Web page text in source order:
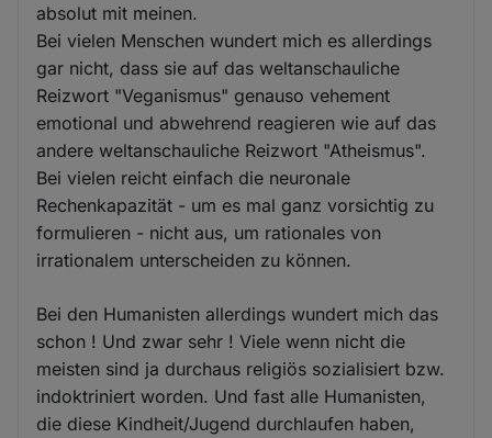
absolut mit meinen.
Bei vielen Menschen wundert mich es allerdings
gar nicht, dass sie auf das weltanschauliche
Reizwort "Veganismus" genauso vehement
emotional und abwehrend reagieren wie auf das
andere weltanschauliche Reizwort "Atheismus".
Bei vielen reicht einfach die neuronale
Rechenkapazität - um es mal ganz vorsichtig zu
formulieren - nicht aus, um rationales von
irrationalem unterscheiden zu können.
Bei den Humanisten allerdings wundert mich das
schon ! Und zwar sehr ! Viele wenn nicht die
meisten sind ja durchaus religiös sozialisiert bzw.
indoktriniert worden. Und fast alle Humanisten,
die diese Kindheit/Jugend durchlaufen haben,